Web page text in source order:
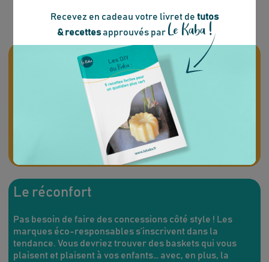
Recevez en cadeau votre livret de tutos
& recettesapprouvés par Le Kaba !
Passer aux baskets responsables vous demandera un
petit effort financier, surtout si elles sont fabriquées en
Europe. Les baskets “green” ont en effet un prix moyen
autour de 50 euros. Plus cher que la moyenne des
baskets “classiques”… mais certaines marques de notre
comparatif ont joué les petits prix.
Le réconfort
Pas besoin de faire des concessions côté style ! Les
marques éco-responsables s’inscrivent dans la
tendance. Vous devriez trouver des baskets qui vous
plaisent et plaisent à vos enfants… avec, en plus, la